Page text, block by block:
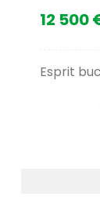
12 500
Esprit